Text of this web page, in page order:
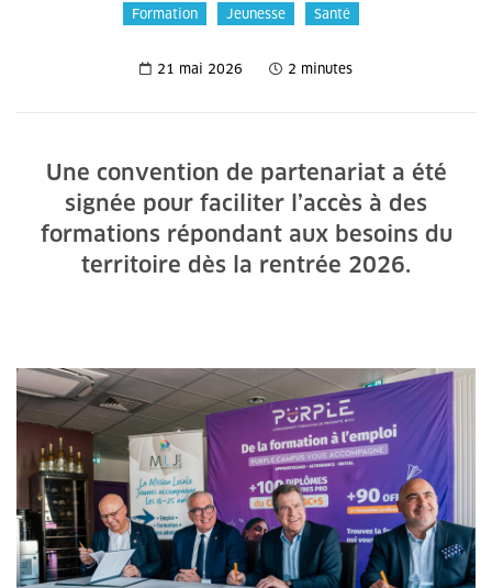
Formation Jeunesse Santé
21 mai 2026 2 minutes
Une convention de partenariat a été
signée pour faciliter l’accès à des
formations répondant aux besoins du
territoire dès la rentrée 2026.